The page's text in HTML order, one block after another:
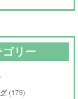
リー
(179)